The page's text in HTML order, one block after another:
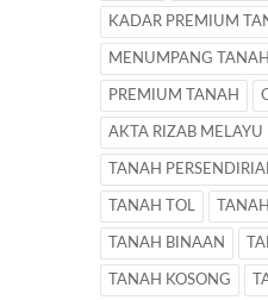
KADAR PREMIUM
MENUMPANG
PREMIUM TANAH
AKTA RIZAB MELAYU
TANAH
TANAH TOL
TANAH BINAAN
TANAH KOSONG